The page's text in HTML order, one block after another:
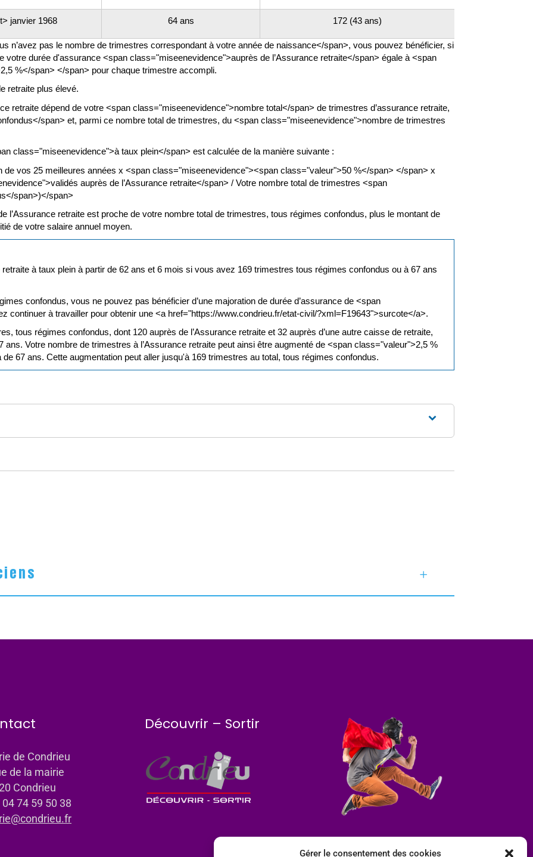
Gérer le consentement des cookies
janvier 1968 64 ans 172 (43 ans)
n’avez pas le nombre de trimestres correspondant à votre année de naissance</span>, vous pouvez bénéficier, si
votre durée d'assurance <span class="miseenevidence">auprès de l’Assurance retraite</span> égale à <span
%</span> </span> pour chaque trimestre accompli.
retraite plus élevé.
retraite dépend de votre <span class="miseenevidence">nombre total</span> de trimestres d’assurance retraite,
span> et, parmi ce nombre total de trimestres, du <span class="miseenevidence">nombre de trimestres
class="miseenevidence">à taux plein</span> est calculée de la manière suivante :
vos 25 meilleures années x <span class="miseenevidence"><span class="valeur">50 %</span> </span> x
auprès de l’Assurance retraite</span> / Votre nombre total de trimestres <span
span>)</span>
l’Assurance retraite est proche de votre nombre total de trimestres, tous régimes confondus, plus le montant de
de votre salaire annuel moyen.
à taux plein à partir de 62 ans et 6 mois si vous avez 169 trimestres tous régimes confondus ou à 67 ans
confondus, vous ne pouvez pas bénéficier d’une majoration de durée d’assurance de <span
continuer à travailler pour obtenir une <a href="https://www.condrieu.fr/etat-civil/?xml=F19643">surcote</a>.
tous régimes confondus, dont 120 auprès de l’Assurance retraite et 32 auprès d’une autre caisse de retraite,
Votre nombre de trimestres à l’Assurance retraite peut ainsi être augmenté de <span class="valeur">2,5 %
67 ans. Cette augmentation peut aller jusqu'à 169 trimestres au total, tous régimes confondus.
de Condrieu
de la mairie
Condrieu
74 59 50 38
Découvrir – Sortir